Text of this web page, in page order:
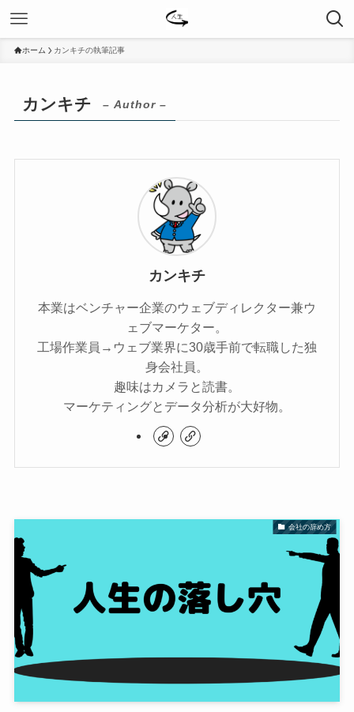
ホーム カンキチの執筆記事
カンキチ – Author –
カンキチ
本業はベンチャー企業のウェブディレクター兼ウ
ェブマーケター。
工場作業員→ウェブ業界に30歳手前で転職した独
身会社員。
趣味はカメラと読書。
マーケティングとデータ分析が大好物。
会社の辞め方